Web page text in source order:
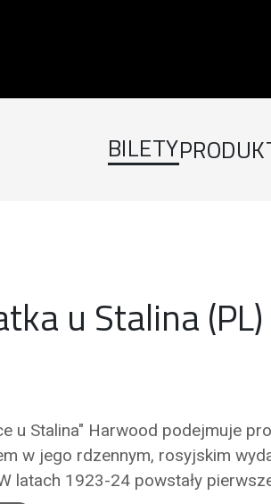
BILETY
u Stalina (PL)
u Stalina" Harwood podejmuje
w jego rdzennym, rosyjskim
latach 1923-24 powstały